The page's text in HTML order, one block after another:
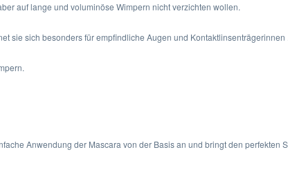
auf lange und voluminöse Wimpern nicht verzichten wollen.
sie sich besonders für empfindliche Augen und Kontaktlinsenträgerinnen .
Anwendung der Mascara von der Basis an und bringt den perfekten